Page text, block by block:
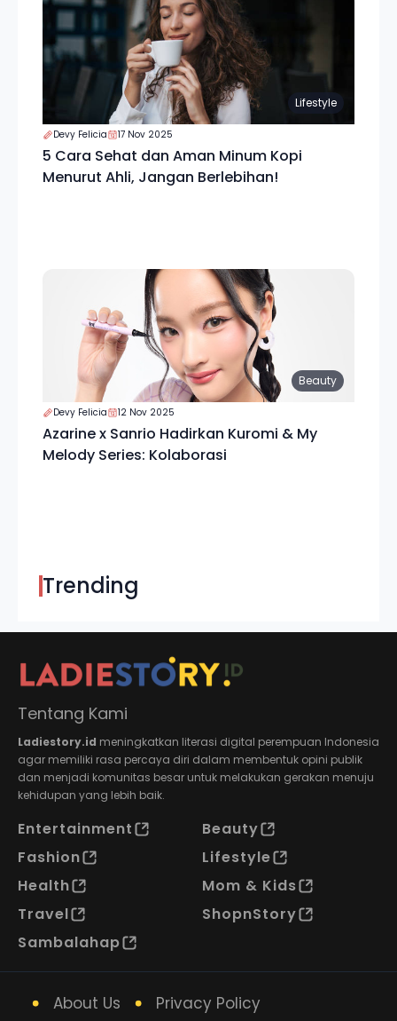
Lifestyle
Devy Felicia 17 Nov 2025
5 Cara Sehat dan Aman Minum Kopi
Menurut Ahli, Jangan Berlebihan!
Beauty
Devy Felicia 12 Nov 2025
Azarine x Sanrio Hadirkan Kuromi & My
Melody Series: Kolaborasi
Trending
Tentang Kami
Ladiestory.id meningkatkan literasi digital perempuan Indonesia
agar memiliki rasa percaya diri dalam membentuk opini publik
dan menjadi komunitas besar untuk melakukan gerakan menuju
kehidupan yang lebih baik.
Entertainment
Beauty
Fashion
Lifestyle
Health
Mom & Kids
Travel
ShopnStory
Sambalahap
About Us Privacy Policy